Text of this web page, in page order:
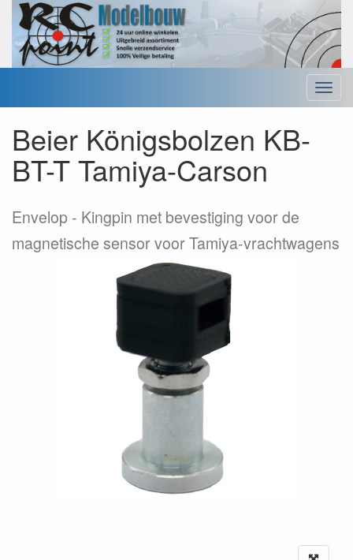
Menu
Beier Königsbolzen KB-
BT-T Tamiya-Carson
Envelop
Kingpin met bevestiging voor de
magnetische sensor voor Tamiya-vrachtwagens